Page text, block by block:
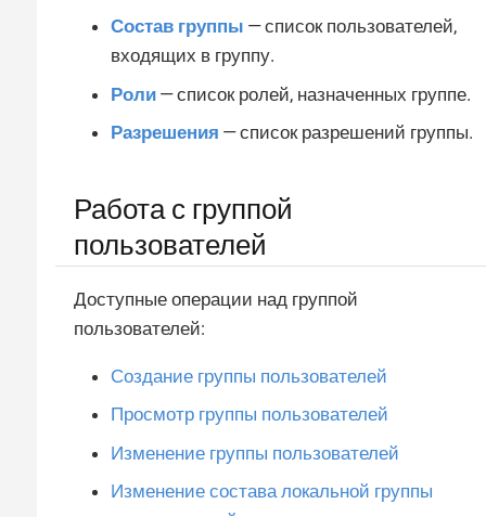
Состав группы — список пользователей,
входящих в группу.
Роли — список ролей, назначенных группе.
Разрешения — список разрешений группы.
Работа с группой
пользователей
Доступные операции над группой
пользователей:
Создание группы пользователей
Просмотр группы пользователей
Изменение группы пользователей
Изменение состава локальной группы